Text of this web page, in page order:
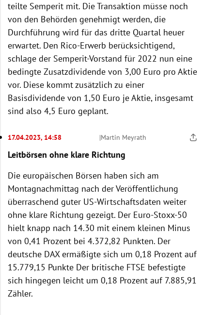
teilte Semperit mit. Die Transaktion müsse noch
von den Behörden genehmigt werden, die
Durchführung wird für das dritte Quartal heuer
erwartet. Den Rico-Erwerb berücksichtigend,
schlage der Semperit-Vorstand für 2022 nun eine
bedingte Zusatzdividende von 3,00 Euro pro Aktie
vor. Diese kommt zusätzlich zu einer
Basisdividende von 1,50 Euro je Aktie, insgesamt
sind also 4,5 Euro geplant.
17.04.2023, 14:58 |Martin Meyrath
Leitbörsen ohne klare Richtung
Die europäischen Börsen haben sich am
Montagnachmittag nach der Veröffentlichung
überraschend guter US-Wirtschaftsdaten weiter
ohne klare Richtung gezeigt. Der Euro-Stoxx-50
hielt knapp nach 14.30 mit einem kleinen Minus
von 0,41 Prozent bei 4.372,82 Punkten. Der
deutsche DAX ermäßigte sich um 0,18 Prozent auf
15.779,15 Punkte Der britische FTSE befestigte
sich hingegen leicht um 0,18 Prozent auf 7.885,91
Zähler.